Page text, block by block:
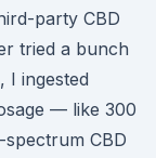
party CBD
tried a bunch
I ingested
— like 300
CBD